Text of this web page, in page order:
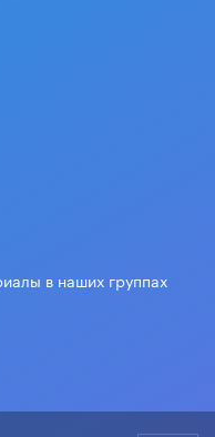
в наших группах